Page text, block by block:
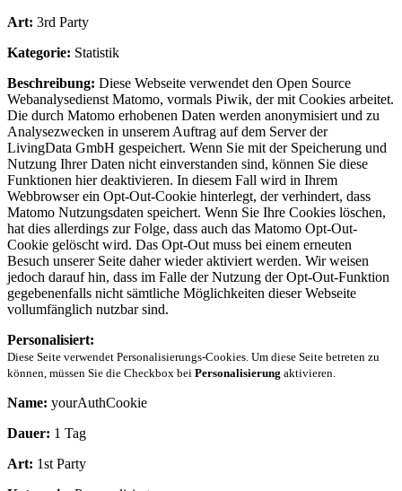
Art: 3rd Party
Kategorie: Statistik
Beschreibung: Diese Webseite verwendet den Open Source
Webanalysedienst Matomo, vormals Piwik, der mit Cookies arbeitet.
Die durch Matomo erhobenen Daten werden anonymisiert und zu
Analysezwecken in unserem Auftrag auf dem Server der
LivingData GmbH gespeichert. Wenn Sie mit der Speicherung und
Nutzung Ihrer Daten nicht einverstanden sind, können Sie diese
Funktionen hier deaktivieren. In diesem Fall wird in Ihrem
Webbrowser ein Opt-Out-Cookie hinterlegt, der verhindert, dass
Matomo Nutzungsdaten speichert. Wenn Sie Ihre Cookies löschen,
hat dies allerdings zur Folge, dass auch das Matomo Opt-Out-
Cookie gelöscht wird. Das Opt-Out muss bei einem erneuten
Besuch unserer Seite daher wieder aktiviert werden. Wir weisen
jedoch darauf hin, dass im Falle der Nutzung der Opt-Out-Funktion
gegebenenfalls nicht sämtliche Möglichkeiten dieser Webseite
vollumfänglich nutzbar sind.
Personalisiert:
Diese Seite verwendet Personalisierungs-Cookies. Um diese Seite betreten zu
können, müssen Sie die Checkbox bei Personalisierung aktivieren.
Name: yourAuthCookie
Dauer: 1 Tag
Art: 1st Party